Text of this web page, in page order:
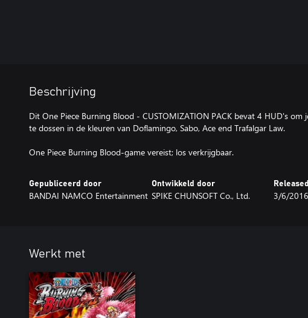
Beschrijving
Dit One Piece Burning Blood - CUSTOMIZATION PACK bevat 4 HUD's om
te dossen in de kleuren van Doflamingo, Sabo, Ace end Trafalgar Law.
One Piece Burning Blood-game vereist; los verkrijgbaar.
Gepubliceerd door
BANDAI NAMCO Entertainment
Ontwikkeld door
SPIKE CHUNSOFT Co., Ltd. 3/6/2016
Werkt met